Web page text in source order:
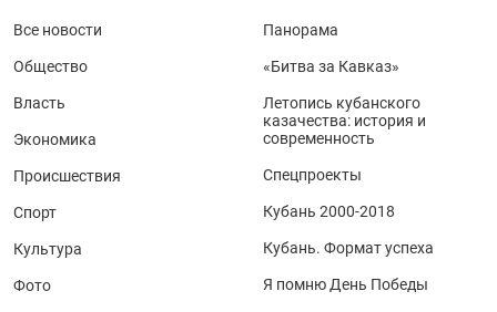
Все новости
Общество
Власть
Экономика
Происшествия
Спорт
Культура
Фото
Панорама
«Битва за Кавказ»
Летопись кубанского
казачества: история и
современность
Спецпроекты
Кубань 2000-2018
Кубань. Формат успеха
Я помню День Победы